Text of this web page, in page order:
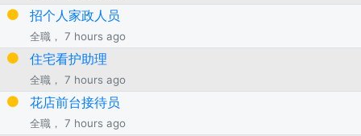
招个人家政人员
全職， 7 hours ago
住宅看护助理
全職， 7 hours ago
花店前台接待员
全職， 7 hours ago